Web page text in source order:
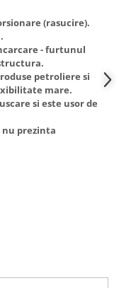
(rasucire).
- furtunul
petroliere si
mare.
si este usor de
nu prezinta